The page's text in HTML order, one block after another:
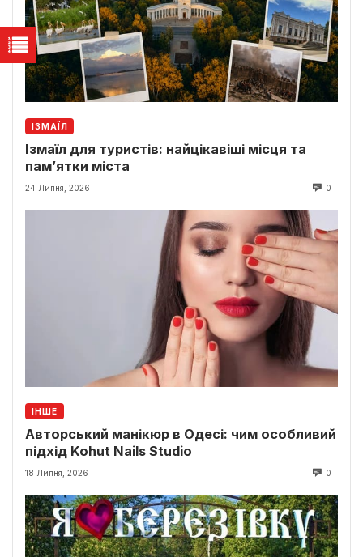
ІЗМАЇЛ
Ізмаїл для туристів: найцікавіші місця та
пам’ятки міста
24 Липня, 2026 0
ІНШЕ
Авторський манікюр в Одесі: чим особливий
підхід Kohut Nails Studio
18 Липня, 2026 0